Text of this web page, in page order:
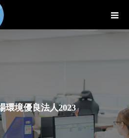
環境優良法人2023